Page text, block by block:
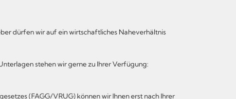
dürfen wir auf ein wirtschaftliches Naheverhältnis
stehen wir gerne zu Ihrer Verfügung:
(FAGG/VRUG) können wir Ihnen erst nach Ihrer